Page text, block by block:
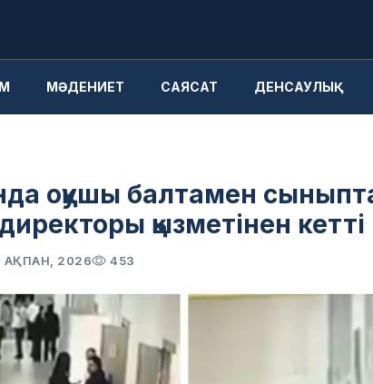
МӘДЕНИЕТ САЯСАТ ДЕНСАУЛЫҚ
оқушы балтамен
қызметінен кетті
АҚПАН, 2026 453